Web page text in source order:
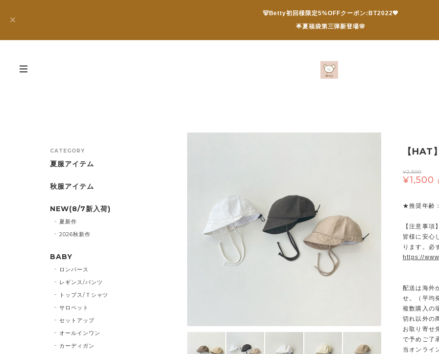
🐻Betty初回様限定5%OFFクーポン:BT2022💖
🌟夏福袋第三弾新登場🌸
【HAT
¥2,500
¥1,500
★推奨年齢
【注意事項
皆様に安心
ります。必
https://
配送は海外
せ。（平均
複数購入の
切れ以外の
お取り寄せ
で予めご了
当オンライ
CATEGORY
夏服アイテム
秋服アイテム
NEW(8/7新入荷)
夏新作
2026秋新作
BABY
ロンパース
レギンス/パンツ
トップス/Ｔシャツ
サロペット
セットアップ
オールインワン
カーディガン